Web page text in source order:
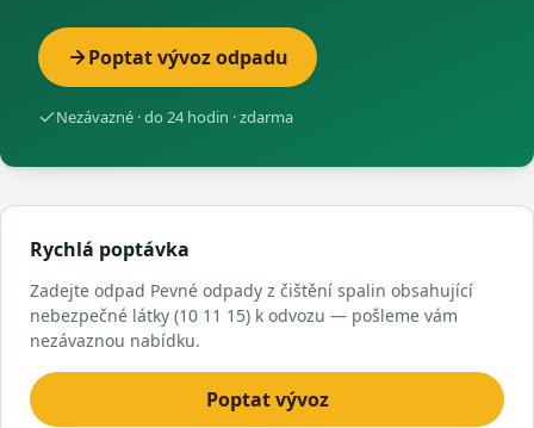
Poptat vývoz odpadu
Nezávazné · do 24 hodin · zdarma
Rychlá poptávka
Zadejte odpad Pevné odpady z čištění spalin obsahující
nebezpečné látky (10 11 15) k odvozu — pošleme vám
nezávaznou nabídku.
Poptat vývoz